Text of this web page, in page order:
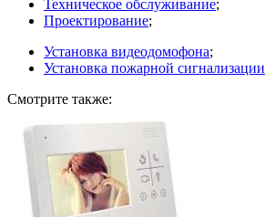
Техническое обслуживание;
Проектирование;
Установка видеодомофона;
Установка пожарной сигнализации
Смотрите также: